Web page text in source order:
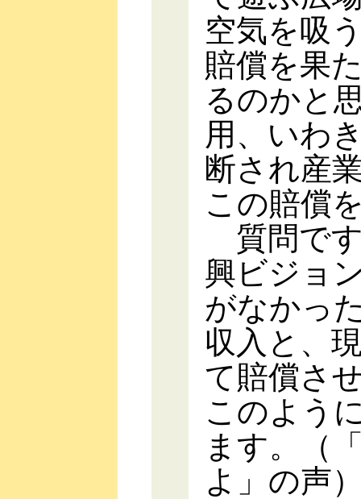
空気を吸
賠償を果
るのかと
用、いわ
断され産
この賠償
質問で
興ビジョ
がなかっ
収入と、
て賠償さ
このよう
ます。（
よ」の声